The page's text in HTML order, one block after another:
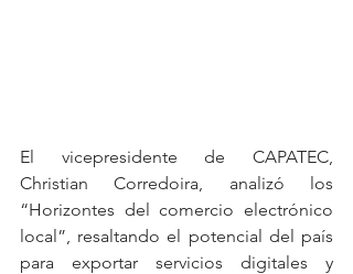
El vicepresidente de CAPATEC,
Christian Corredoira, analizó los
“Horizontes del comercio electrónico
local”, resaltando el potencial del país
para exportar servicios digitales y